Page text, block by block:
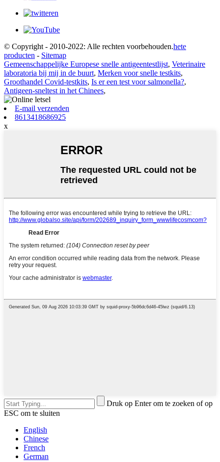
© Copyright - 2010-2022: Alle rechten voorbehouden.hete
producten - Sitemap
Gemeenschappelijke Europese snelle antigeentestlijst, Veterinaire
laboratoria bij mij in de buurt, Merken voor snelle testkits,
Groothandel Covid-testkits, Is er een test voor salmonella?,
Antigeen-sneltest in het Chinees,
E-mail verzenden
8613418686925
x
Druk op Enter om te zoeken of op
ESC om te sluiten
English
Chinese
French
German